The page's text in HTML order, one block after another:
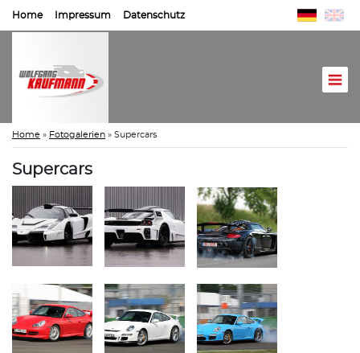
Home Impressum Datenschutz
Home » Fotogalerien » Supercars
Supercars